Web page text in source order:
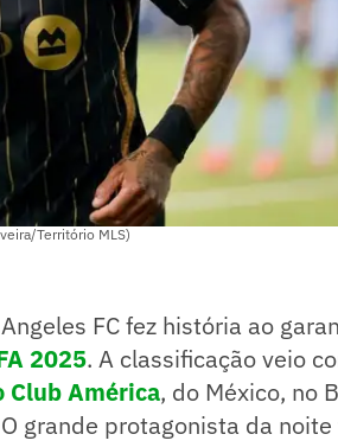
Território MLS)
FC fez história ao
2025. A classificação veio
Club América, do México, no
grande protagonista da noite